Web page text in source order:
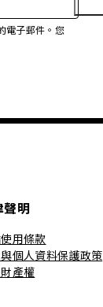
電子郵件。您
聲明
用條款
與個人資料保護政策
產權